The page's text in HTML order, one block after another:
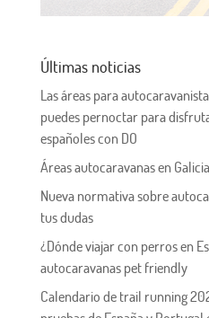
Últimas noticias
Las áreas para
puedes pernoctar para
españoles con DO
Áreas autocaravanas en
Nueva normativa sobre
tus dudas
¿Dónde viajar con perros en
autocaravanas pet friendly
Calendario de trail running